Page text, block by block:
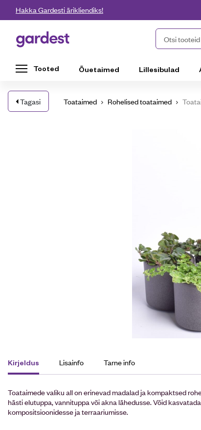
Liigu edasi põhisisu juurde
Hakka Gardesti ärikliendiks!
Gardest Otsi tooteid
Tooted Õuetaimed Lillesibulad
Tagasi Toataimed Rohelised toataimed
Kirjeldus Lisainfo Tarne info
Toataimede valiku all on erinevad madalad ja kompaktsed
hästi elutuppa, vannituppa või akna lähedusse. Võid
kompositsioonidesse ja terraariumisse.